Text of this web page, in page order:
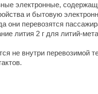
электронные,
и бытовую
они перевозятся
лития 2 г для литий-
не внутри